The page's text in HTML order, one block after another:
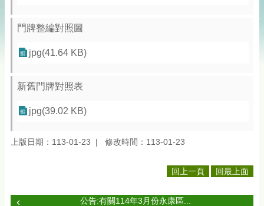
門牌整編對照圖
jpg(41.64 KB)
新舊門牌對照表
jpg(39.02 KB)
上版日期：113-01-23 修改時間：113-01-23
回上一頁 回最上面
公告:有關114年3月份永康區...